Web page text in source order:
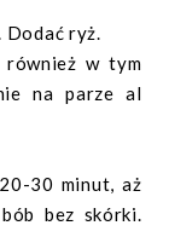
Dodać ryż.
również w tym
na parze al
30 minut, aż
bez skórki.